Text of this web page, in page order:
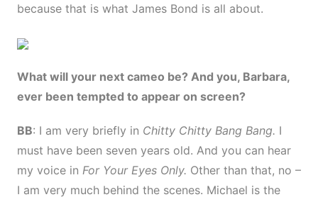
because that is what James Bond is all about.
What will your next cameo be? And you, Barbara,
ever been tempted to appear on screen?
BB: I am very briefly in Chitty Chitty Bang Bang. I
must have been seven years old. And you can hear
my voice in For Your Eyes Only. Other than that, no –
I am very much behind the scenes. Michael is the